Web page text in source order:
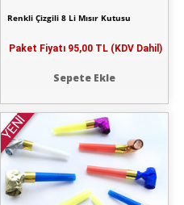
Renkli Çizgili 8 Li Mısır Kutusu
Paket Fiyatı 95,00 TL (KDV Dahil)
Sepete Ekle
YENİ